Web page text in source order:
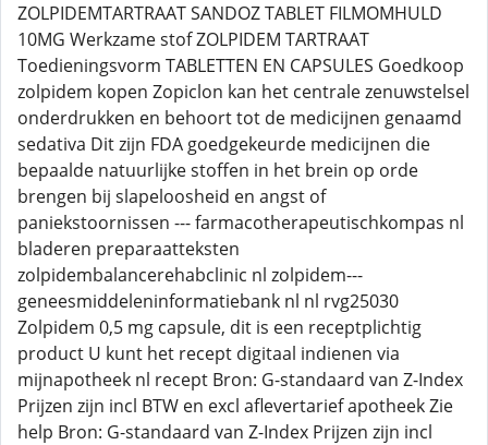
ZOLPIDEMTARTRAAT SANDOZ TABLET FILMOMHULD
10MG Werkzame stof ZOLPIDEM TARTRAAT
Toedieningsvorm TABLETTEN EN CAPSULES Goedkoop
zolpidem kopen Zopiclon kan het centrale zenuwstelsel
onderdrukken en behoort tot de medicijnen genaamd
sedativa Dit zijn FDA goedgekeurde medicijnen die
bepaalde natuurlijke stoffen in het brein op orde
brengen bij slapeloosheid en angst of
paniekstoornissen --- farmacotherapeutischkompas nl
bladeren preparaatteksten
zolpidembalancerehabclinic nl zolpidem---
geneesmiddeleninformatiebank nl nl rvg25030
Zolpidem 0,5 mg capsule, dit is een receptplichtig
product U kunt het recept digitaal indienen via
mijnapotheek nl recept Bron: G-standaard van Z-Index
Prijzen zijn incl BTW en excl aflevertarief apotheek Zie
help Bron: G-standaard van Z-Index Prijzen zijn incl